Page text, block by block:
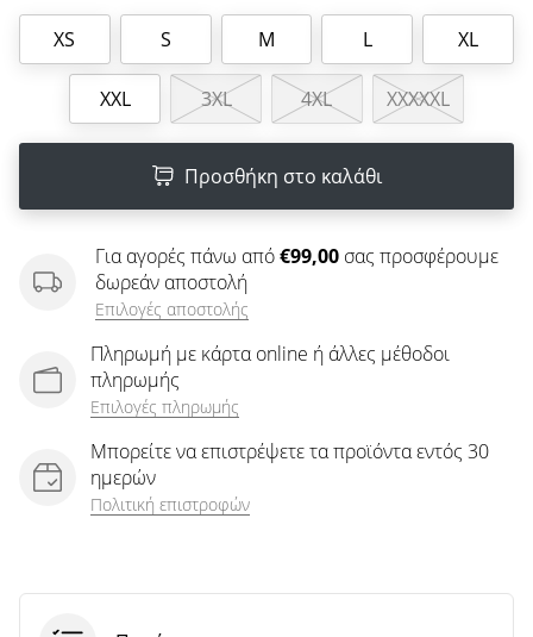
άρθρων
XS S M L XL
XXL 3XL 4XL XXXXXL
Προσθήκη στο καλάθι
Για αγορές πάνω από€99,00 σας προσφέρουμε
δωρεάν αποστολή
Επιλογές αποστολής
Πληρωμή με κάρτα online ή άλλες μέθοδοι
πληρωμής
Επιλογές πληρωμής
Μπορείτε να επιστρέψετε τα προϊόντα εντός 30
ημερών
Πολιτική επιστροφών